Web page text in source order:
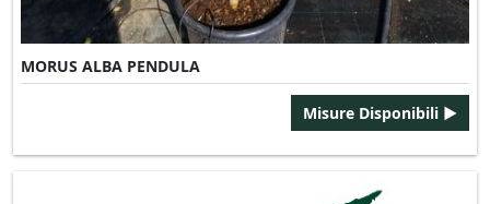
MORUS ALBA PENDULA
Misure Disponibili ►